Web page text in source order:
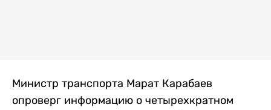
Министр транспорта Марат Карабаев
опроверг информацию о четырехкратном